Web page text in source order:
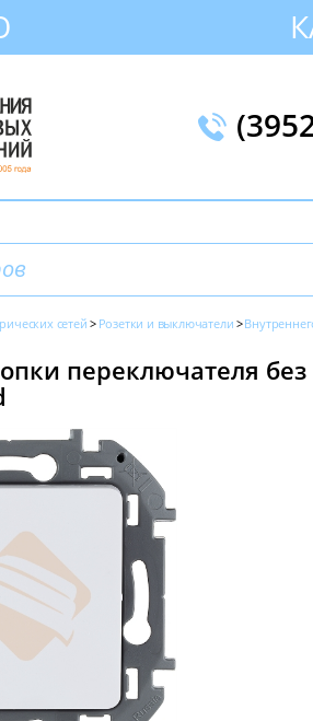
сетей Розетки и выключатели
переключателя